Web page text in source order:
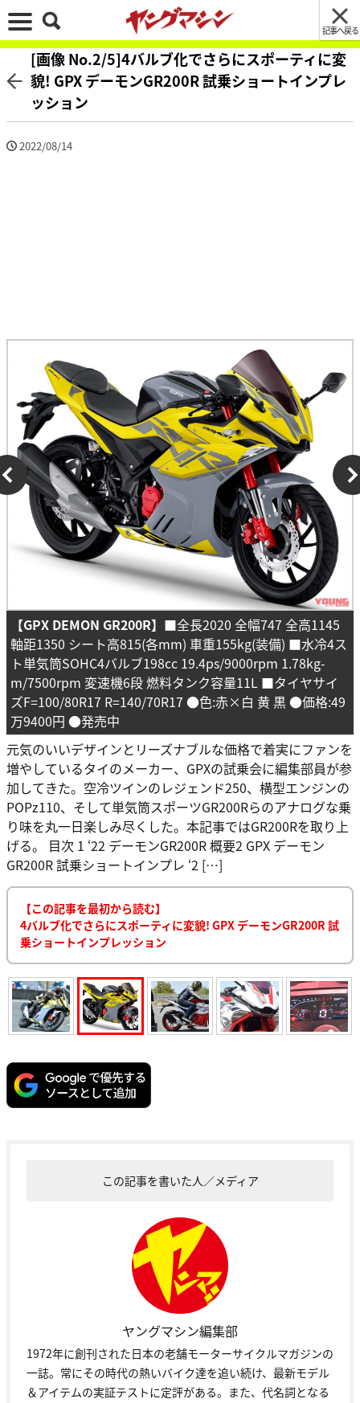
記事へ戻る
[画像 No.2/5]4バルブ化でさらにスポーティに変
貌! GPX デーモンGR200R 試乗ショートインプレ
ッション
2022/08/14
【GPX DEMON GR200R】 ■全長2020 全幅747 全高1145
軸距1350 シート高815(各mm) 車重155kg(装備) ■水冷4ス
ト単気筒SOHC4バルブ198cc 19.4ps/9000rpm 1.78kg-
m/7500rpm 変速機6段 燃料タンク容量11L ■タイヤサイ
ズF=100/80R17 R=140/70R17 ●色:赤×白 黄 黒 ●価格:49
万9400円 ●発売中
元気のいいデザインとリーズナブルな価格で着実にファンを
増やしているタイのメーカー、GPXの試乗会に編集部員が参
加してきた。空冷ツインのレジェンド250、横型エンジンの
POPz110、そして単気筒スポーツGR200Rらのアナログな乗
り味を丸一日楽しみ尽くした。本記事ではGR200Rを取り上
げる。 目次 1 ‘22 デーモンGR200R 概要2 GPX デーモン
GR200R 試乗ショートインプレ ‘2 […]
【この記事を最初から読む】
4バルブ化でさらにスポーティに変貌! GPX デーモンGR200R 試
乗ショートインプレッション
この記事を書いた人／メディア
ヤングマシン編集部
1972年に創刊された日本の老舗モーターサイクルマガジンの
一誌。常にその時代の熱いバイク達を追い続け、最新モデル
＆アイテムの実証テストに定評がある。また、代名詞となる